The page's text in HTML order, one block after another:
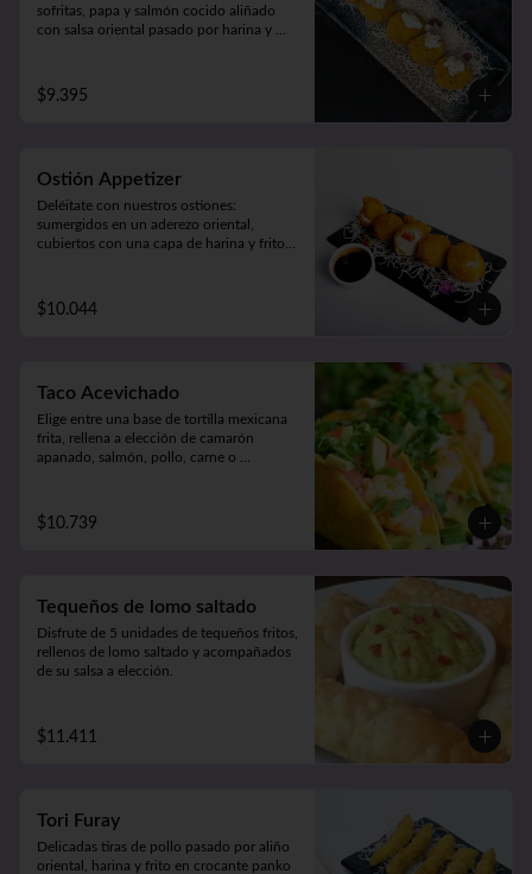
sofritas, papa y salmón cocido aliñado
con salsa oriental pasado por harina y
(5unidades).
$9.395
Ostión Appetizer
Deléitate con nuestros ostiones:
sumergidos en un aderezo oriental,
cubiertos con una capa de harina y fritos
cinco unidades repletas de sabor!
$10.044
Taco Acevichado
Elige entre una base de tortilla mexicana
frita, rellena a elección de camarón
apanado, salmón, pollo, carne o
acevichada. 2 unidades.
$10.739
Tequeños de lomo saltado
Disfrute de 5 unidades de tequeños fritos,
rellenos de lomo saltado y acompañados
de su salsa a elección.
$11.411
Tori Furay
Delicadas tiras de pollo pasado por aliño
oriental, harina y frito en crocante panko